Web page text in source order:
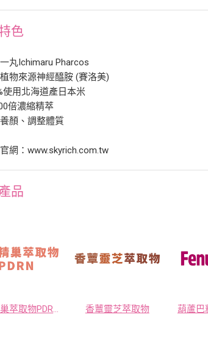
色
丸Ichimaru Pharcos
物來源神經醯胺 (賽洛美)
使用北海道產日本米
倍濃縮精萃
顏、調整體質
網：www.skyrich.com.tw
品
鮭魚精巢萃取物PDRN 香蕈靈芝萃取物 葫蘆巴